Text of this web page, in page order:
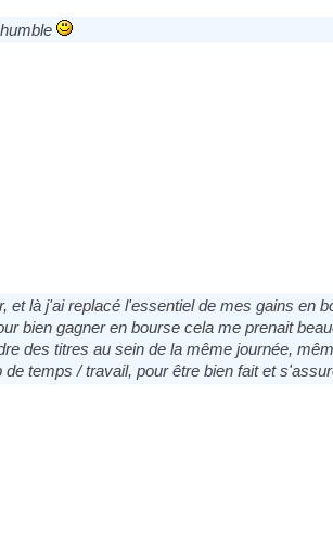
là j'ai replacé l'essentiel de mes gains en
bien gagner en bourse cela me prenait
des titres au sein de la même journée,
temps / travail, pour être bien fait et